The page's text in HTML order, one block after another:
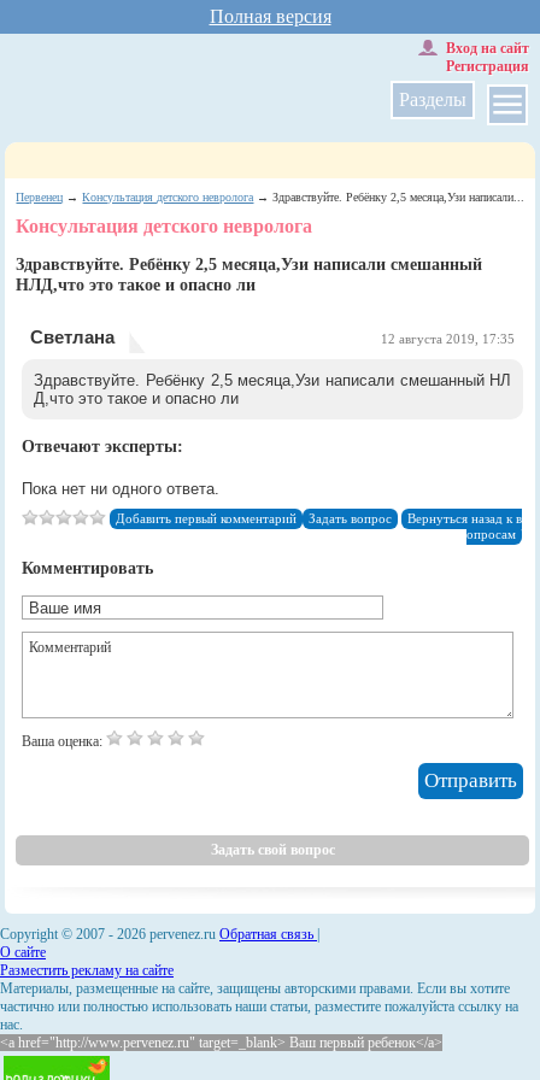
Полная версия
Разделы
Вход на сайт
Регистрация
Первенец →Консультация детского невролога → Здравствуйте. Ребёнку 2,5 месяца,Узи написали...
Консультация детского невролога
Здравствуйте. Ребёнку 2,5 месяца,Узи написали смешанный
НЛД,что это такое и опасно ли
Светлана 12 августа 2019, 17:35
Здравствуйте. Ребёнку 2,5 месяца,Узи написали смешанный НЛ
Д,что это такое и опасно ли
Отвечают эксперты:
Пока нет ни одного ответа.
Добавить первый комментарий Задать вопрос
Вернуться назад к в
опросам
Комментировать
Ваша оценка:
Задать свой вопрос
Copyright © 2007 - 2026 pervenez.ru Обратная связь
О сайте
Разместить рекламу на сайте
Материалы, размещенные на сайте, защищены авторскими правами. Если вы хотите
частично или полностью использовать наши статьи, разместите пожалуйста ссылку на
нас.
<a href="http://www.pervenez.ru" target=_blank> Ваш первый ребенок</a>